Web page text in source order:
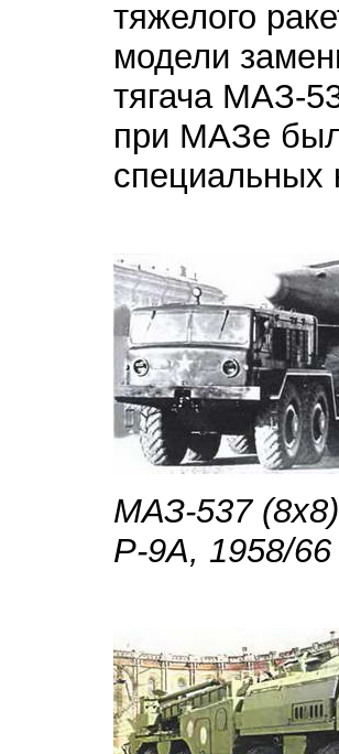
тяжелого
модели
тягача МАЗ-
при МАЗе
специальных
МАЗ-537
Р-9А, 1958/66